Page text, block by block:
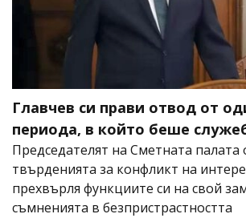
Главчев си прави отвод от
периода, в който беше
Председателят на Сметната палата
твърденията за конфликт на
прехвърля функциите си на свой
съмненията в безпристрастността